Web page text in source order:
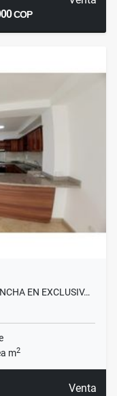
COP
EN EXCLUSIV…
m2
Venta